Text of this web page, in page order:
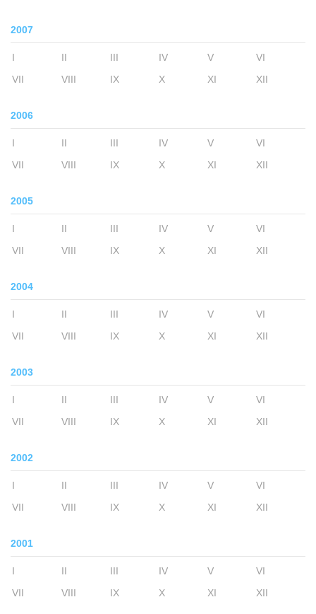
2007
I II III IV V
VI
VII
VIII IX X XI XII
2006
I II III IV V
VI
VII
VIII IX X XI XII
2005
I II III IV V
VI
VII
VIII IX X XI XII
2004
I II III IV V
VI
VII
VIII IX X XI XII
2003
I II III IV V
VI
VII
VIII IX X XI XII
2002
I II III IV V
VI
VII
VIII IX X XI XII
2001
I II III IV V
VI
VII
VIII IX X XI XII